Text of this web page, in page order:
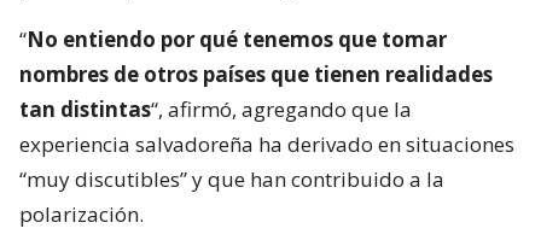
“No entiendo por qué tenemos que tomar
nombres de otros países que tienen realidades
tan distintas“, afirmó, agregando que la
experiencia salvadoreña ha derivado en situaciones
“muy discutibles” y que han contribuido a la
polarización.